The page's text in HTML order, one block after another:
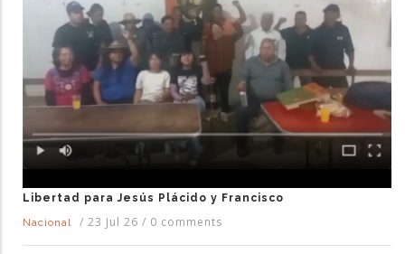
Libertad para Jesús Plácido y Francisco
Nacional
/ 23 Jul 26 / 0 comments